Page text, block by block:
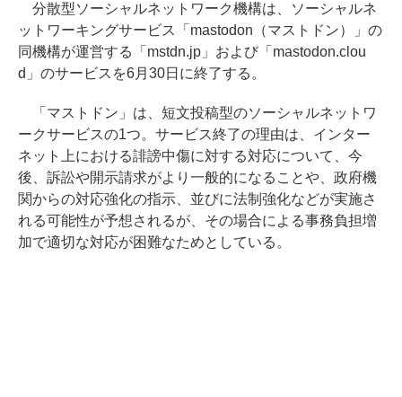
分散型ソーシャルネットワーク機構は、ソーシャルネ
ットワーキングサービス「mastodon（マストドン）」の
同機構が運営する「mstdn.jp」および「mastodon.clou
d」のサービスを6月30日に終了する。
「マストドン」は、短文投稿型のソーシャルネットワ
ークサービスの1つ。サービス終了の理由は、インター
ネット上における誹謗中傷に対する対応について、今
後、訴訟や開示請求がより一般的になることや、政府機
関からの対応強化の指示、並びに法制強化などが実施さ
れる可能性が予想されるが、その場合による事務負担増
加で適切な対応が困難なためとしている。